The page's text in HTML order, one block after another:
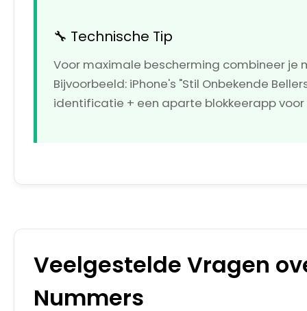
🔧 Technische Tip
Voor maximale bescherming combineer je
Bijvoorbeeld: iPhone's "Stil Onbekende
identificatie + een aparte blokkeerapp
Veelgestelde Vragen
Nummers